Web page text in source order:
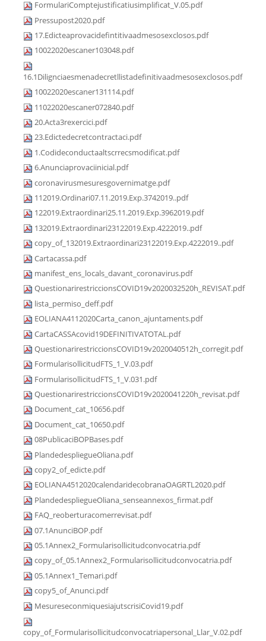
FormulariComptejustificatiusimplificat_V.05.pdf
Pressupost2020.pdf
17.Edicteaprovacidefintitivaadmesosexclosos.pdf
10022020escaner103048.pdf
16.1Dilignciaesmenadecretllistadefinitivaadmesosexclosos.pdf
10022020escaner131114.pdf
11022020escaner072840.pdf
20.Acta3rexercici.pdf
23.Edictedecretcontractaci.pdf
1.Codideconductaaltscrrecsmodificat.pdf
6.Anunciaprovaciinicial.pdf
coronavirusmesuresgovernimatge.pdf
112019.Ordinari07.11.2019.Exp.3742019..pdf
122019.Extraordinari25.11.2019.Exp.3962019.pdf
132019.Extraordinari23122019.Exp.4222019..pdf
copy_of_132019.Extraordinari23122019.Exp.4222019..pdf
Cartacassa.pdf
manifest_ens_locals_davant_coronavirus.pdf
QuestionarirestriccionsCOVID19v2020032520h_REVISAT.pdf
lista_permiso_deff.pdf
EOLIANA4112020Carta_canon_ajuntaments.pdf
CartaCASSAcovid19DEFINITIVATOTAL.pdf
QuestionarirestriccionsCOVID19v2020040512h_corregit.pdf
FormularisollicitudFTS_1_V.03.pdf
FormularisollicitudFTS_1_V.031.pdf
QuestionarirestriccionsCOVID19v2020041220h_revisat.pdf
Document_cat_10656.pdf
Document_cat_10650.pdf
08PublicaciBOPBases.pdf
PlandedespliegueOliana.pdf
copy2_of_edicte.pdf
EOLIANA4512020calendaridecobranaOAGRTL2020.pdf
PlandedespliegueOliana_senseannexos_firmat.pdf
FAQ_reoberturacomerrevisat.pdf
07.1AnunciBOP.pdf
05.1Annex2_Formularisollicitudconvocatria.pdf
copy_of_05.1Annex2_Formularisollicitudconvocatria.pdf
05.1Annex1_Temari.pdf
copy5_of_Anunci.pdf
MesureseconmiquesiajutscrisiCovid19.pdf
copy_of_Formularisollicitudconvocatriapersonal_Llar_V.02.pdf